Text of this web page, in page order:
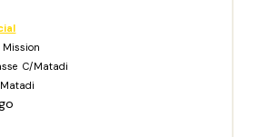
Mission
C/Matadi
Matadi